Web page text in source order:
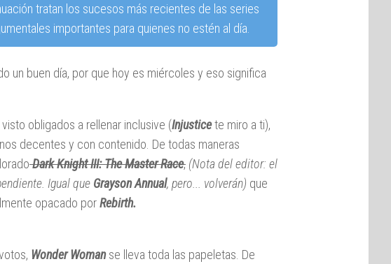
tratan los sucesos más recientes de las series
importantes para quienes no estén al día.
un buen día, por que hoy es miércoles y eso significa
obligados a rellenar inclusive (Injusticete miro a ti),
decentes y con contenido. De todas maneras
Dark Knight III: The Master Race, (Nota del editor: el
Igual que GraysonAnnual, pero... volverán) que
opacado porRebirth.
Wonder Womanse lleva toda las papeletas. De